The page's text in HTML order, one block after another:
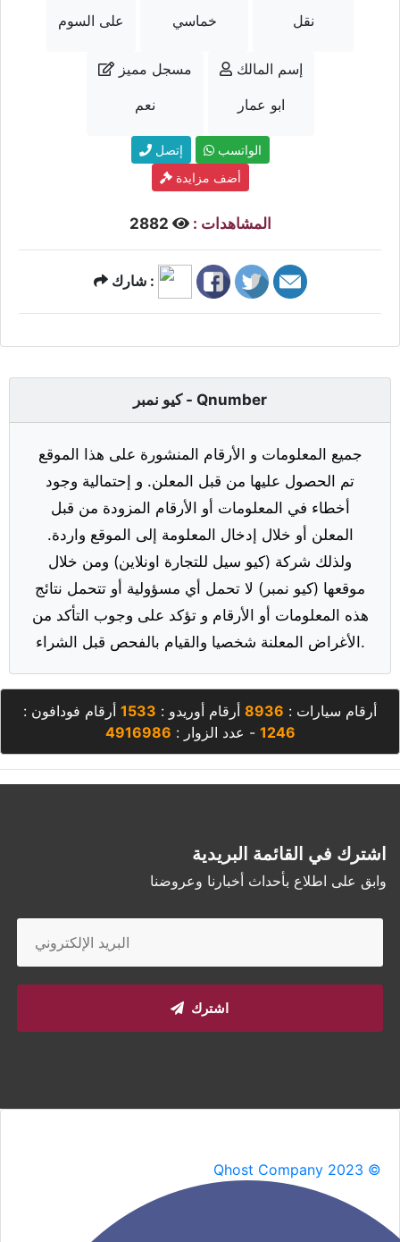
على السوم
خماسي
نقل
مسجل مميز
نعم
إسم المالك
ابو عمار
إتصل
الواتسب
أضف مزايدة
المشاهدات :
شارك :
كيو نمبر - Qnumber
جميع المعلومات و الأرقام المنشورة على هذا الموقع
تم الحصول عليها من قبل المعلن. و إحتمالية وجود
أخطاء في المعلومات أو الأرقام المزودة من قبل
المعلن أو خلال إدخال المعلومة إلى الموقع واردة.
ولذلك شركة (كيو سيل للتجارة اونلاين) ومن خلال
موقعها (كيو نمبر) لا تحمل أي مسؤولية أو تتحمل نتائج
هذه المعلومات أو الأرقام و تؤكد على وجوب التأكد من
الأغراض المعلنة شخصيا والقيام بالفحص قبل الشراء.
أرقام سيارات : 8936 أرقام أوريدو : 1533 أرقام فودافون :
1246 - عدد الزوار : 4916986
اشترك في القائمة البريدية
وابق على اطلاع بأحداث أخبارنا وعروضنا
اشترك
Qhost Company 2023 ©